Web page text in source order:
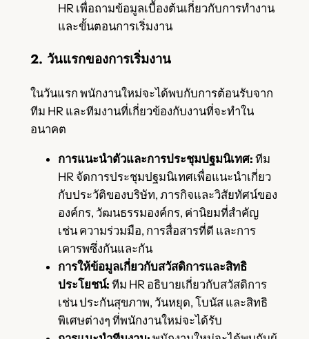
HR เพื่อถามข้อมูลเบื้องต้นเกี่ยวกับการทำงาน
และขั้นตอนการเริ่มงาน
2. วันแรกของการเริ่มงาน
ในวันแรก พนักงานใหม่จะได้พบกับการต้อนรับจาก
ทีม HR และทีมงานที่เกี่ยวข้องกับงานที่จะทำใน
อนาคต
การแนะนำตัวและการประชุมปฐมนิเทศ: ทีม
HR จัดการประชุมปฐมนิเทศเพื่อแนะนำเกี่ยว
กับประวัติของบริษัท, ภารกิจและวิสัยทัศน์ของ
องค์กร, วัฒนธรรมองค์กร, ค่านิยมที่สำคัญ
เช่น ความร่วมมือ, การสื่อสารที่ดี และการ
เคารพซึ่งกันและกัน
การให้ข้อมูลเกี่ยวกับสวัสดิการและสิทธิ
ประโยชน์: ทีม HR อธิบายเกี่ยวกับสวัสดิการ
เช่น ประกันสุขภาพ, วันหยุด, โบนัส และสิทธิ
พิเศษต่างๆ ที่พนักงานใหม่จะได้รับ